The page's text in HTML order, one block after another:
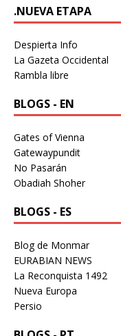
.NUEVA ETAPA
Despierta Info
La Gazeta Occidental
Rambla libre
BLOGS - EN
Gates of Vienna
Gatewaypundit
No Pasarán
Obadiah Shoher
BLOGS - ES
Blog de Monmar
EURABIAN NEWS
La Reconquista 1492
Nueva Europa
Persio